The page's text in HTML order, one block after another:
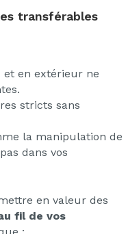
transférables
et en extérieur ne
stricts sans
la manipulation de
dans vos
en valeur des
fil de vos